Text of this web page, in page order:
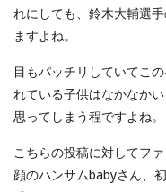
れにしても、鈴木大輔選
ますよね。
目もパッチリしていてこ
れている子供はなかなか
思ってしまう程ですよね。
こちらの投稿に対してフ
顔のハンサムbabyさん、